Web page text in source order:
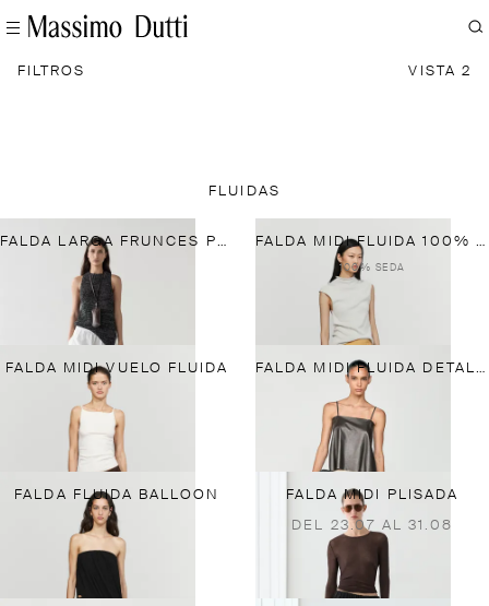
FILTROS VISTA 2
FLUIDAS
FALDA LARGA FRUNCES POPELÍN FALDA MIDI FLUIDA 100% SEDA TOTAL LOOK
100% SEDA
FALDA MIDI VUELO FLUIDA FALDA MIDI FLUIDA DETALLE PATCHWORK
FALDA FLUIDA BALLOON FALDA MIDI PLISADA
DEL 23.07 AL 31.08